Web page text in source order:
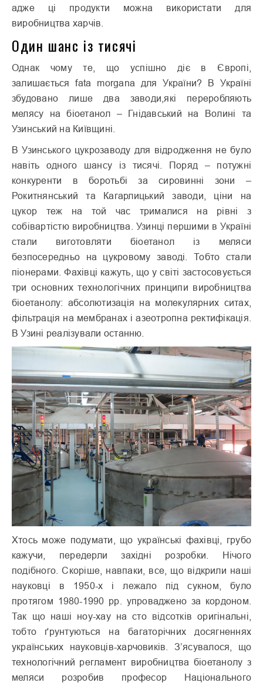
адже ці продукти можна використати для
виробництва харчів.
Один шанс із тисячі
Однак чому те, що успішно діє в Європі,
залишається fata morgana для України? В Україні
збудовано лише два заводи,які переробляють
мелясу на біоетанол – Гнідавський на Волині та
Узинський на Київщині.
В Узинського цукрозаводу для відродження не було
навіть одного шансу із тисячі. Поряд – потужні
конкуренти в боротьбі за сировинні зони –
Рокитнянський та Кагарлицький заводи, ціни на
цукор теж на той час трималися на рівні з
собівартістю виробництва. Узинці першими в Україні
стали виготовляти біоетанол із меляси
безпосередньо на цукровому заводі. Тобто стали
піонерами. Фахівці кажуть, що у світі застосовується
три основних технологічних принципи виробництва
біоетанолу: абсолютизація на молекулярних ситах,
фільтрація на мембранах і азеотропна ректифікація.
В Узині реалізували останню.
Хтось може подумати, що українські фахівці, грубо
кажучи, передерли західні розробки. Нічого
подібного. Скоріше, навпаки, все, що відкрили наші
науковці в 1950-х і лежало під сукном, було
протягом 1980-1990 рр. упроваджено за кордоном.
Так що наші ноу-хау на сто відсотків оригінальні,
тобто ґрунтуються на багаторічних досягненнях
українських науковців-харчовиків. З’ясувалося, що
технологічний регламент виробництва біоетанолу з
меляси розробив професор Національного